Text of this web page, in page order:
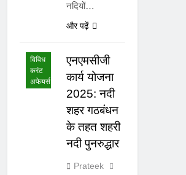
नदियों…
और पढ़ें
विविध
करंट
अफेयर्स
एनएमसीजी
कार्य योजना
2025: नदी
शहर गठबंधन
के तहत शहरी
नदी पुनरुद्धार
Prateek